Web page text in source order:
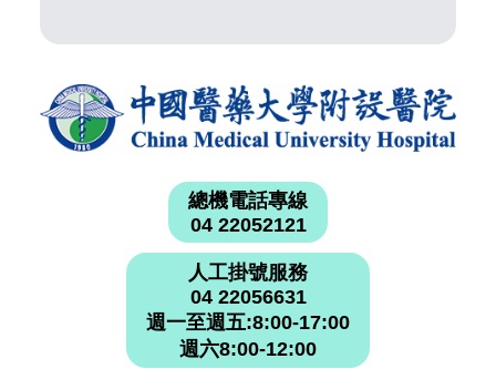
總機電話專線
04 22052121
人工掛號服務
04 22056631
週一至週五:8:00-17:00
週六8:00-12:00